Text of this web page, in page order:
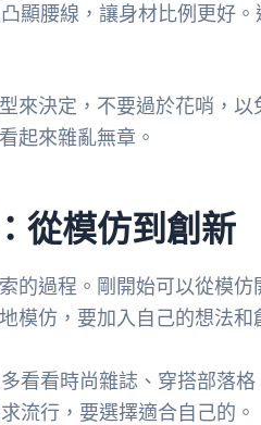
顯腰線，讓身材比例更好
來決定，不要過於花哨，
起來雜亂無章。
從模仿到創新
的過程。剛開始可以從模
模仿，要加入自己的想法
多看看時尚雜誌、穿搭部落
流行，要選擇適合自己的。